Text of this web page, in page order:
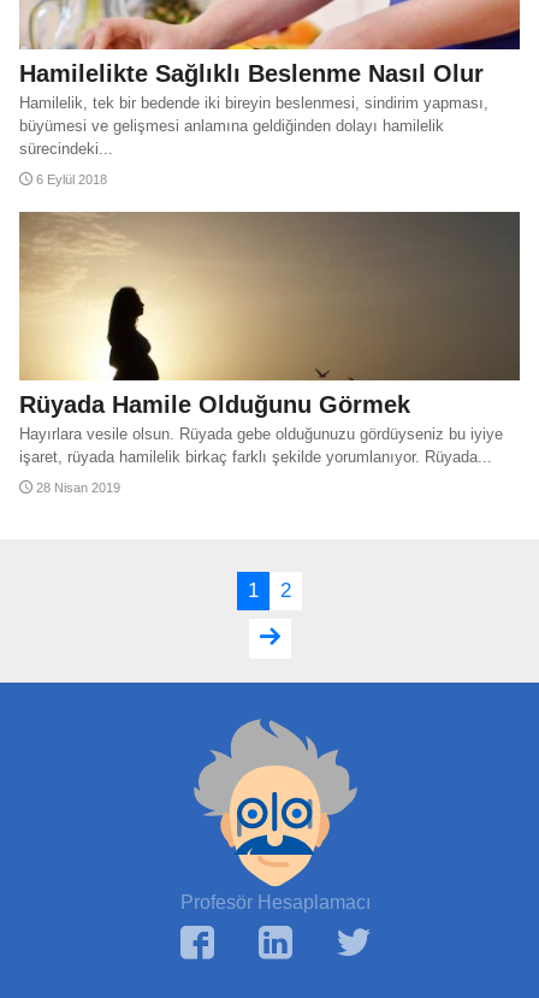
Hamilelikte Sağlıklı Beslenme Nasıl Olur
Hamilelik, tek bir bedende iki bireyin beslenmesi, sindirim yapması,
büyümesi ve gelişmesi anlamına geldiğinden dolayı hamilelik
sürecindeki...
6 Eylül 2018
Rüyada Hamile Olduğunu Görmek
Hayırlara vesile olsun. Rüyada gebe olduğunuzu gördüyseniz bu iyiye
işaret, rüyada hamilelik birkaç farklı şekilde yorumlanıyor. Rüyada...
28 Nisan 2019
1 2
Profesör Hesaplamacı